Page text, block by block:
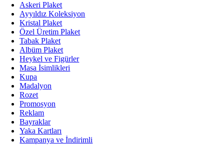
Askeri Plaket
Ayyıldız Koleksiyon
Kristal Plaket
Özel Üretim Plaket
Tabak Plaket
Albüm Plaket
Heykel ve Figürler
Masa İsimlikleri
Kupa
Madalyon
Rozet
Promosyon
Reklam
Bayraklar
Yaka Kartları
Kampanya ve İndirimli